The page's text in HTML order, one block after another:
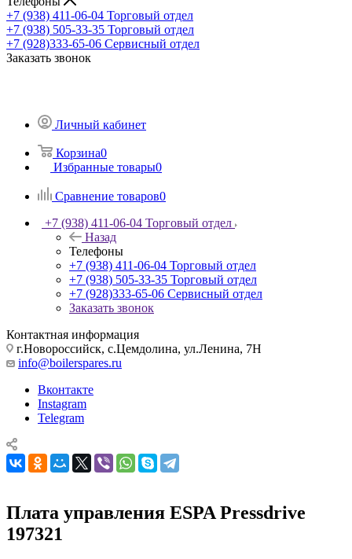
+7 (938) 411-06-04 Торговый отдел
+7 (938) 505-33-35 Торговый отдел
+7 (928)333-65-06 Сервисный отдел
Заказать звонок
Личный кабинет
Корзина0
Избранные товары0
Сравнение товаров0
+7 (938) 411-06-04 Торговый отдел
Назад
Телефоны
+7 (938) 411-06-04 Торговый отдел
+7 (938) 505-33-35 Торговый отдел
+7 (928)333-65-06 Сервисный отдел
Заказать звонок
Контактная информация
г.Новороссийск, с.Цемдолина, ул.Ленина, 7Н
info@boilerspares.ru
Вконтакте
Instagram
Telegram
Плата управления ESPA Pressdrive
197321